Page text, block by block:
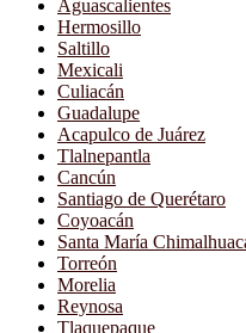
Aguascalientes
Hermosillo
Saltillo
Mexicali
Culiacán
Guadalupe
Acapulco de Juárez
Tlalnepantla
Cancún
Santiago de Querétaro
Coyoacán
Santa María
Torreón
Morelia
Reynosa
Tlaquepaque